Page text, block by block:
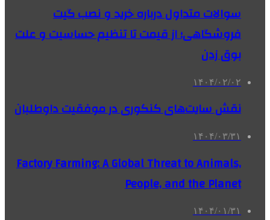
سوالات متداول درباره خرید و نصب گیت
فروشگاهی؛ از قیمت تا تنظیم حساسیت و علت
بوق زدن
۱۴۰۴/۰۲/۰۲
نقش سایت‌های کنکوری در موفقیت داوطلبان
۱۴۰۴/۰۳/۳۱
Factory Farming: A Global Threat to Animals,
People, and the Planet
۱۴۰۴/۰۱/۳۱